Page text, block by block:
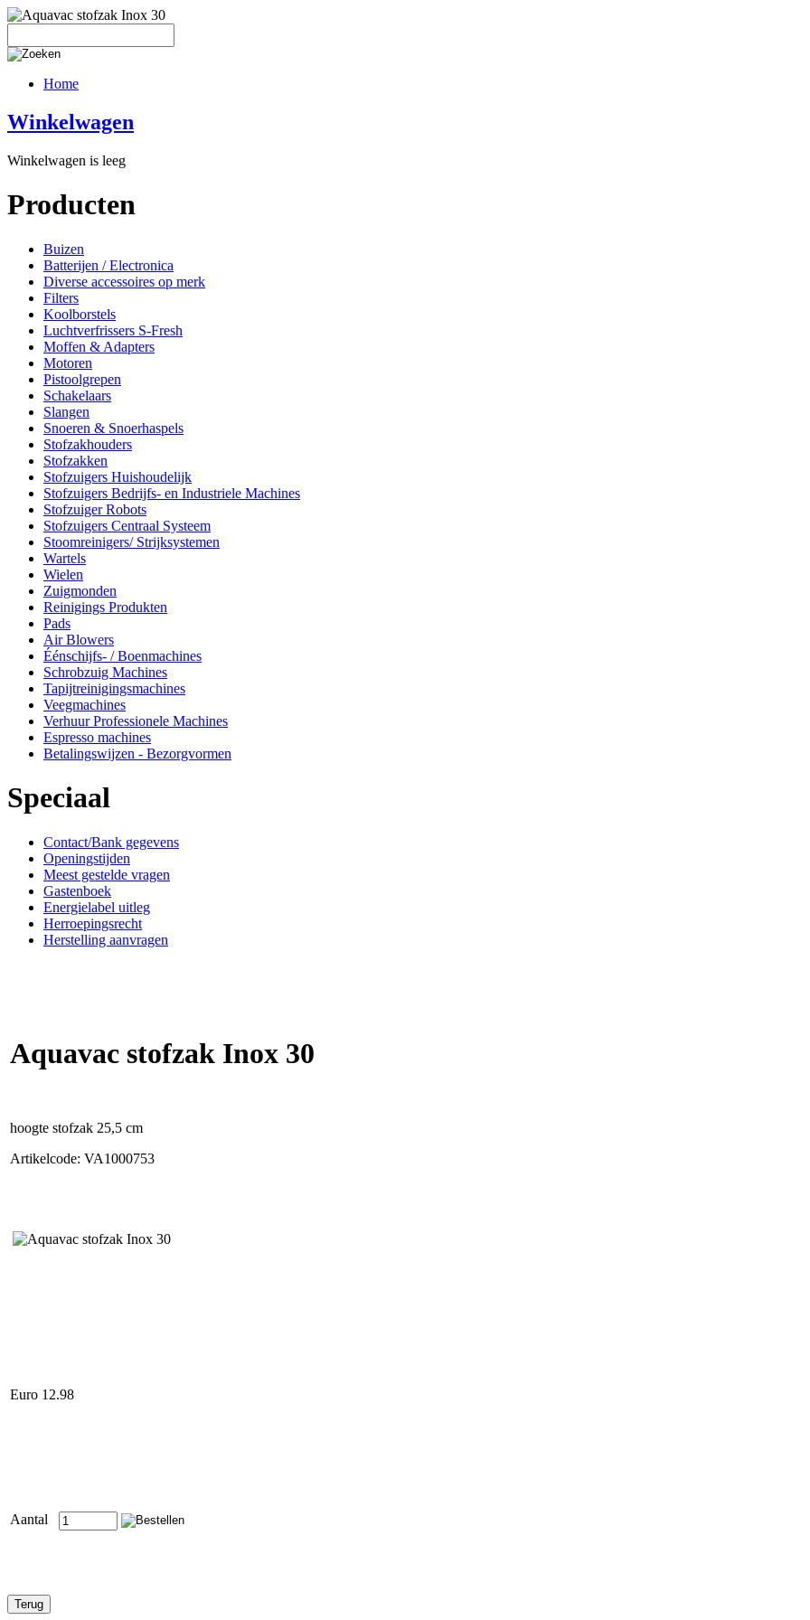
Home
Winkelwagen
Winkelwagen is leeg
Producten
Buizen
Batterijen / Electronica
Diverse accessoires op merk
Filters
Koolborstels
Luchtverfrissers S-Fresh
Moffen & Adapters
Motoren
Pistoolgrepen
Schakelaars
Slangen
Snoeren & Snoerhaspels
Stofzakhouders
Stofzakken
Stofzuigers Huishoudelijk
Stofzuigers Bedrijfs- en Industriele Machines
Stofzuiger Robots
Stofzuigers Centraal Systeem
Stoomreinigers/ Strijksystemen
Wartels
Wielen
Zuigmonden
Reinigings Produkten
Pads
Air Blowers
Éénschijfs- / Boenmachines
Schrobzuig Machines
Tapijtreinigingsmachines
Veegmachines
Verhuur Professionele Machines
Espresso machines
Betalingswijzen - Bezorgvormen
Speciaal
Contact/Bank gegevens
Openingstijden
Meest gestelde vragen
Gastenboek
Energielabel uitleg
Herroepingsrecht
Herstelling aanvragen
Aquavac stofzak Inox 30
hoogte stofzak 25,5 cm
Artikelcode: VA1000753
Euro 12.98
Aantal